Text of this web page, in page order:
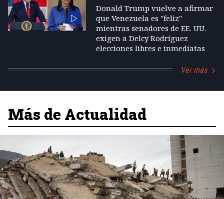
Donald Trump vuelve a afirmar
que Venezuela es "feliz"
mientras senadores de EE. UU.
exigen a Delcy Rodríguez
elecciones libres e inmediatas
Ver más
Más de Actualidad